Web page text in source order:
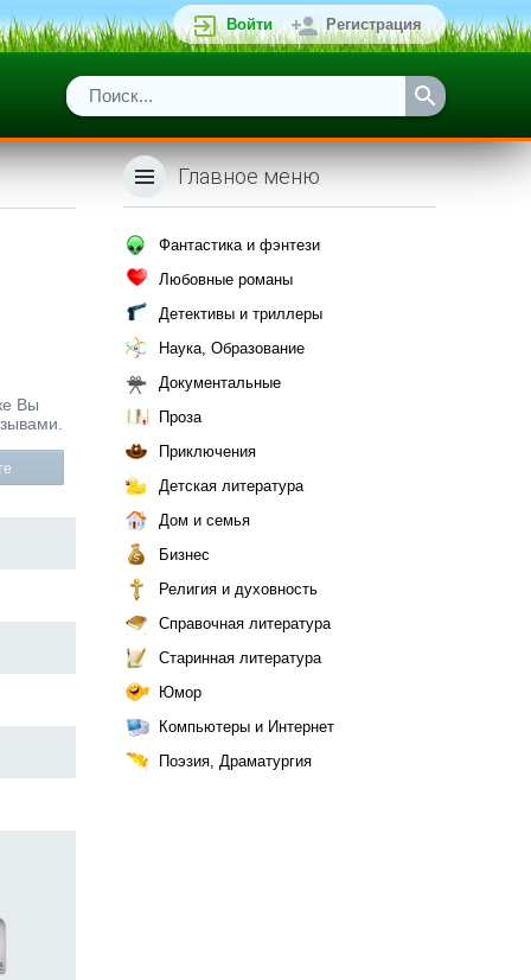
Войти Регистрация
Вы
Главное меню
Фантастика и фэнтези
Любовные романы
Детективы и триллеры
Наука, Образование
Документальные
Проза
Приключения
Детская литература
Дом и семья
Бизнес
Религия и духовность
Справочная литература
Старинная литература
Юмор
Компьютеры и Интернет
Поэзия, Драматургия